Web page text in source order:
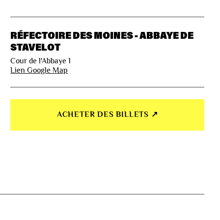
RÉFECTOIRE DES MOINES - ABBAYE DE
STAVELOT
Cour de l'Abbaye 1
Lien Google Map
ACHETER DES BILLETS ↗︎